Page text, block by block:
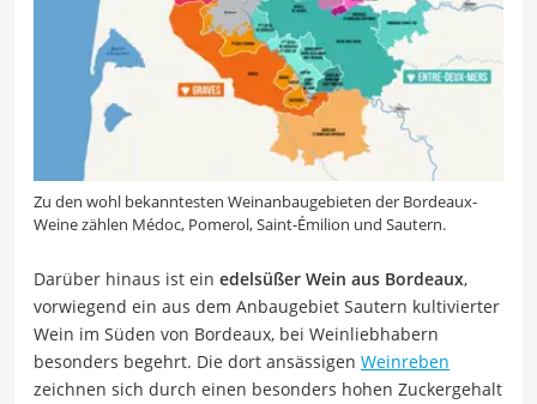
Zu den wohl bekanntesten Weinanbaugebieten der Bordeaux-
Weine zählen Médoc, Pomerol, Saint-Émilion und Sautern.
Darüber hinaus ist ein edelsüßer Wein aus Bordeaux,
vorwiegend ein aus dem Anbaugebiet Sautern kultivierter
Wein im Süden von Bordeaux, bei Weinliebhabern
besonders begehrt. Die dort ansässigen Weinreben
zeichnen sich durch einen besonders hohen Zuckergehalt